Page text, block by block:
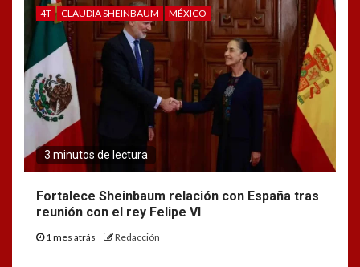
4T CLAUDIA SHEINBAUM MÉXICO
3 minutos de lectura
Fortalece Sheinbaum relación con España tras
reunión con el rey Felipe VI
1 mes atrás Redacción